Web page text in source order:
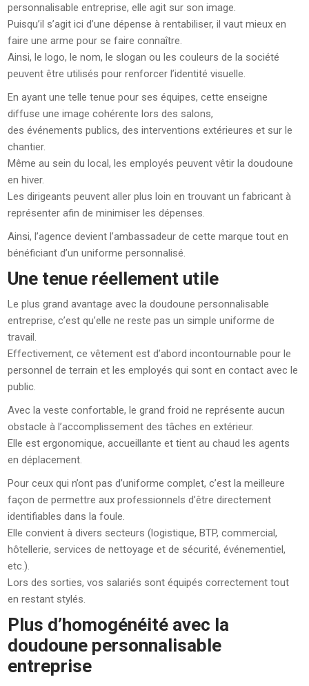
personnalisable entreprise, elle agit sur son image.
Puisqu’il s’agit ici d’une dépense à rentabiliser, il vaut mieux en
faire une arme pour se faire connaître.
Ainsi, le logo, le nom, le slogan ou les couleurs de la société
peuvent être utilisés pour renforcer l’identité visuelle.
En ayant une telle tenue pour ses équipes, cette enseigne
diffuse une image cohérente lors des salons,
des événements publics, des interventions extérieures et sur le
chantier.
Même au sein du local, les employés peuvent vêtir la doudoune
en hiver.
Les dirigeants peuvent aller plus loin en trouvant un fabricant à
représenter afin de minimiser les dépenses.
Ainsi, l’agence devient l’ambassadeur de cette marque tout en
bénéficiant d’un uniforme personnalisé.
Une tenue réellement utile
Le plus grand avantage avec la doudoune personnalisable
entreprise, c’est qu’elle ne reste pas un simple uniforme de
travail.
Effectivement, ce vêtement est d’abord incontournable pour le
personnel de terrain et les employés qui sont en contact avec le
public.
Avec la veste confortable, le grand froid ne représente aucun
obstacle à l’accomplissement des tâches en extérieur.
Elle est ergonomique, accueillante et tient au chaud les agents
en déplacement.
Pour ceux qui n’ont pas d’uniforme complet, c’est la meilleure
façon de permettre aux professionnels d’être directement
identifiables dans la foule.
Elle convient à divers secteurs (logistique, BTP, commercial,
hôtellerie, services de nettoyage et de sécurité, événementiel,
etc.).
Lors des sorties, vos salariés sont équipés correctement tout
en restant stylés.
Plus d’homogénéité avec la
doudoune personnalisable
entreprise